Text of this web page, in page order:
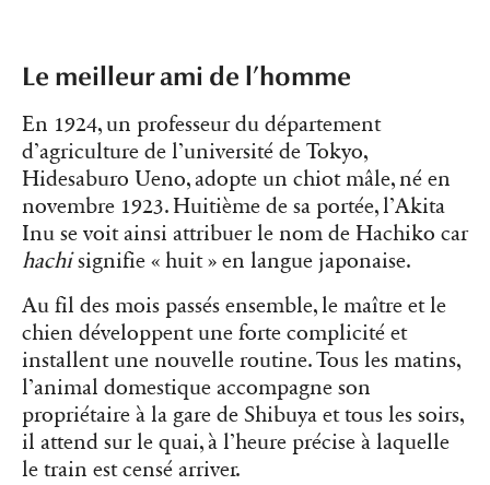
Le meilleur ami de l’homme
En 1924, un professeur du département
d’agriculture de l’université de Tokyo,
Hidesaburo Ueno, adopte un chiot mâle, né en
novembre 1923. Huitième de sa portée, l’Akita
Inu se voit ainsi attribuer le nom de Hachiko car
hachisignifie « huit » en langue japonaise.
Au fil des mois passés ensemble, le maître et le
chien développent une forte complicité et
installent une nouvelle routine. Tous les matins,
l’animal domestique accompagne son
propriétaire à la gare de Shibuya et tous les soirs,
il attend sur le quai, à l’heure précise à laquelle
le train est censé arriver.